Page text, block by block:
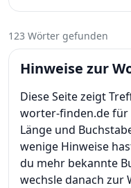
123 Wörter gefunden
Hinweise zur
Diese Seite zeigt
worter-finden.de für
Länge und
wenige Hinweise
du mehr bekannte
wechsle danach zur